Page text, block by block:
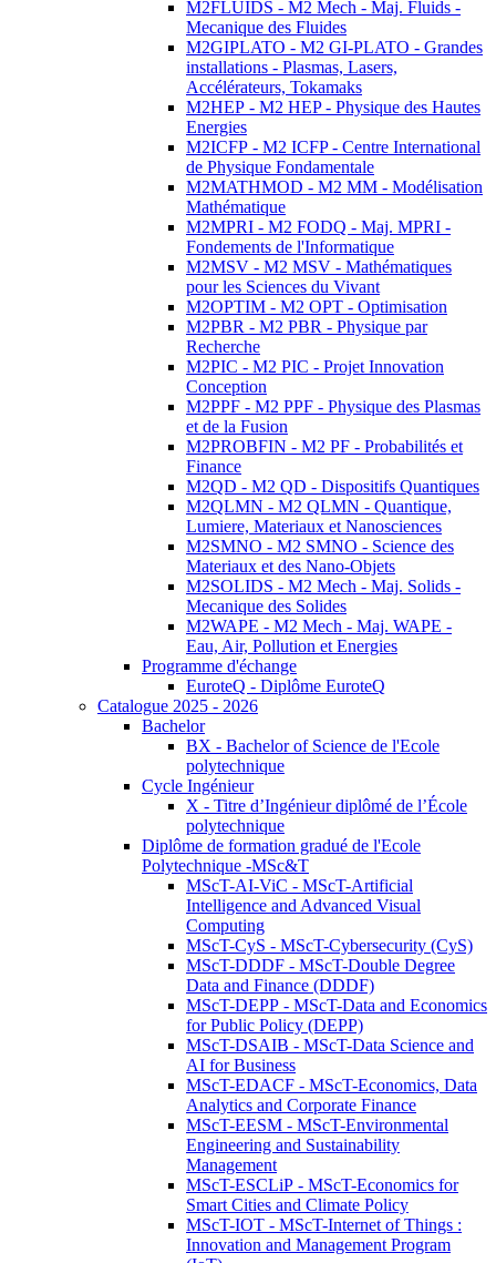
M2FLUIDS - M2 Mech - Maj. Fluids -
Mecanique des Fluides
M2GIPLATO - M2 GI-PLATO - Grandes
installations - Plasmas, Lasers,
Accélérateurs, Tokamaks
M2HEP - M2 HEP - Physique des Hautes
Energies
M2ICFP - M2 ICFP - Centre International
de Physique Fondamentale
M2MATHMOD - M2 MM - Modélisation
Mathématique
M2MPRI - M2 FODQ - Maj. MPRI -
Fondements de l'Informatique
M2MSV - M2 MSV - Mathématiques
pour les Sciences du Vivant
M2OPTIM - M2 OPT - Optimisation
M2PBR - M2 PBR - Physique par
Recherche
M2PIC - M2 PIC - Projet Innovation
Conception
M2PPF - M2 PPF - Physique des Plasmas
et de la Fusion
M2PROBFIN - M2 PF - Probabilités et
Finance
M2QD - M2 QD - Dispositifs Quantiques
M2QLMN - M2 QLMN - Quantique,
Lumiere, Materiaux et Nanosciences
M2SMNO - M2 SMNO - Science des
Materiaux et des Nano-Objets
M2SOLIDS - M2 Mech - Maj. Solids -
Mecanique des Solides
M2WAPE - M2 Mech - Maj. WAPE -
Eau, Air, Pollution et Energies
Programme d'échange
EuroteQ - Diplôme EuroteQ
Catalogue 2025 - 2026
Bachelor
BX - Bachelor of Science de l'Ecole
polytechnique
Cycle Ingénieur
X - Titre d’Ingénieur diplômé de l’École
polytechnique
Diplôme de formation gradué de l'Ecole
Polytechnique -MSc&T
MScT-AI-ViC - MScT-Artificial
Intelligence and Advanced Visual
Computing
MScT-CyS - MScT-Cybersecurity (CyS)
MScT-DDDF - MScT-Double Degree
Data and Finance (DDDF)
MScT-DEPP - MScT-Data and Economics
for Public Policy (DEPP)
MScT-DSAIB - MScT-Data Science and
AI for Business
MScT-EDACF - MScT-Economics, Data
Analytics and Corporate Finance
MScT-EESM - MScT-Environmental
Engineering and Sustainability
Management
MScT-ESCLiP - MScT-Economics for
Smart Cities and Climate Policy
MScT-IOT - MScT-Internet of Things :
Innovation and Management Program